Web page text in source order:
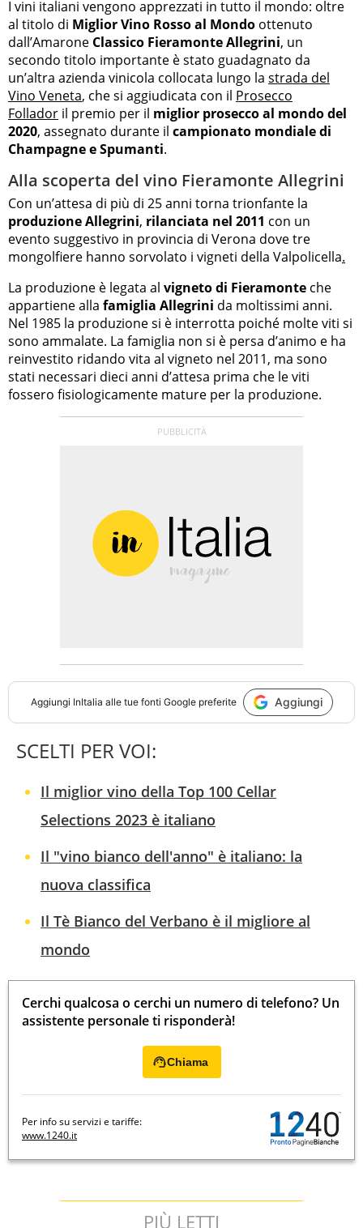
I vini italiani vengono apprezzati in tutto il mondo: oltre
al titolo di Miglior Vino Rosso al Mondo ottenuto
dall’Amarone Classico Fieramonte Allegrini, un
secondo titolo importante è stato guadagnato da
un’altra azienda vinicola collocata lungo la strada del
Vino Veneta, che si aggiudicata con il Prosecco
Follador il premio per il miglior prosecco al mondo del
2020, assegnato durante il campionato mondiale di
Champagne e Spumanti.
Alla scoperta del vino Fieramonte Allegrini
Con un’attesa di più di 25 anni torna trionfante la
produzione Allegrini, rilanciata nel 2011 con un
evento suggestivo in provincia di Verona dove tre
mongolfiere hanno sorvolato i vigneti della Valpolicella.
La produzione è legata al vigneto di Fieramonte che
appartiene alla famiglia Allegrini da moltissimi anni.
Nel 1985 la produzione si è interrotta poiché molte viti si
sono ammalate. La famiglia non si è persa d’animo e ha
reinvestito ridando vita al vigneto nel 2011, ma sono
stati necessari dieci anni d’attesa prima che le viti
fossero fisiologicamente mature per la produzione.
Aggiungi InItalia alle tue fonti Google preferite Aggiungi
SCELTI PER VOI:
Il miglior vino della Top 100 Cellar
Selections 2023 è italiano
Il "vino bianco dell'anno" è italiano: la
nuova classifica
Il Tè Bianco del Verbano è il migliore al
mondo
Cerchi qualcosa o cerchi un numero di telefono? Un
assistente personale ti risponderà!
Chiama
Per info su servizi e tariffe:
www.1240.it
PIÙ LETTI